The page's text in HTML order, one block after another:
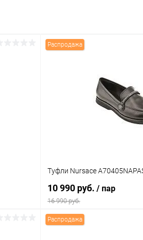
Распродажа
Туфли Nursace
10 990 руб. / пар
16 990 руб.
Распродажа